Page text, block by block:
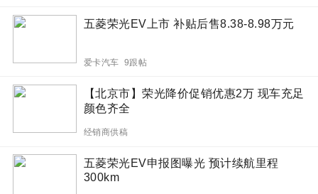
五菱荣光EV上市 补贴后售8.38-8.98万元
爱卡汽车 9跟帖
【北京市】荣光降价促销优惠2万 现车充足
颜色齐全
经销商供稿
五菱荣光EV申报图曝光 预计续航里程
300km